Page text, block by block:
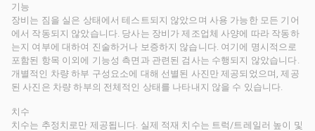
기능
장비는 짐을 실은 상태에서 테스트되지 않았으며 사용 가능한 모든 기어
에서 작동되지 않았습니다. 당사는 장비가 제조업체 사양에 따라 작동하
는지 여부에 대하여 진술하거나 보증하지 않습니다. 여기에 명시적으로
포함된 항목 이외에 기능성 측면과 관련된 검사는 수행되지 않았습니다.
개별적인 차량 하부 구성요소에 대해 선별된 사진만 제공되었으며, 제공
된 사진은 차량 하부의 전체적인 상태를 나타내지 않을 수 있습니다.
치수
치수는 추정치로만 제공됩니다. 실제 적재 치수는 트럭/트레일러 높이 및